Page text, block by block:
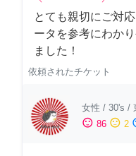
とても親切にご対
ータを参考にわか
ました！
依頼されたチケット
女性 / 30's /
sentiment_satisfied 86 sentiment_neutral 2